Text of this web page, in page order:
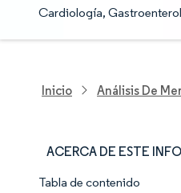
Cardiología,
Inicio Análisis De
ACERCA DE ESTE
Tabla de contenido